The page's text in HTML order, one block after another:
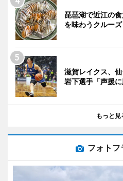
琵琶湖で近江の
を味わうクルーズ
滋賀レイクス、
岩下選手「声援に
もっと見
フォトフ